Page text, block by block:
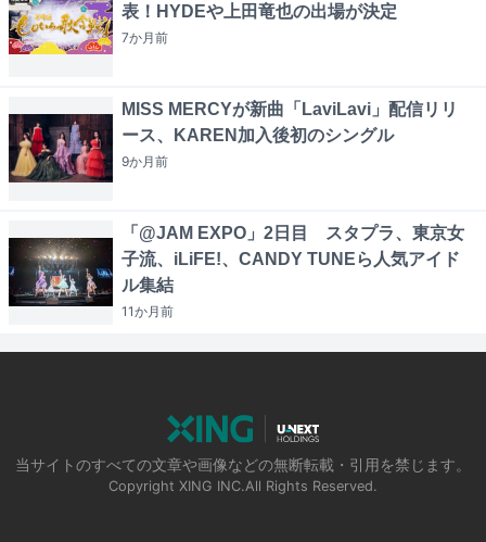
表！HYDEや上田竜也の出場が決定
7か月前
MISS MERCYが新曲「LaviLavi」配信リリ
ース、KAREN加入後初のシングル
9か月前
「@JAM EXPO」2日目 スタプラ、東京女
子流、iLiFE!、CANDY TUNEら人気アイド
ル集結
11か月前
当サイトのすべての文章や画像などの無断転載・引用を禁じます。
Copyright XING INC.All Rights Reserved.